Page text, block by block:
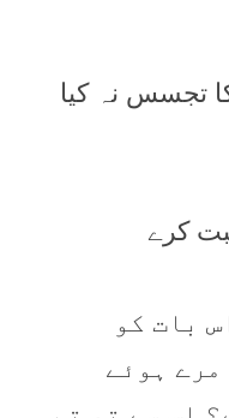
تجسس نہ کیا
کرے
بات کو
مرے ہوئے